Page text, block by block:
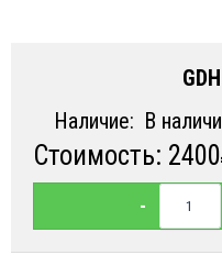
НОВОСТИ
ДОСТАВКА И
КОНТАКТЫ
Наличие: В
Стоимость: 2400
-